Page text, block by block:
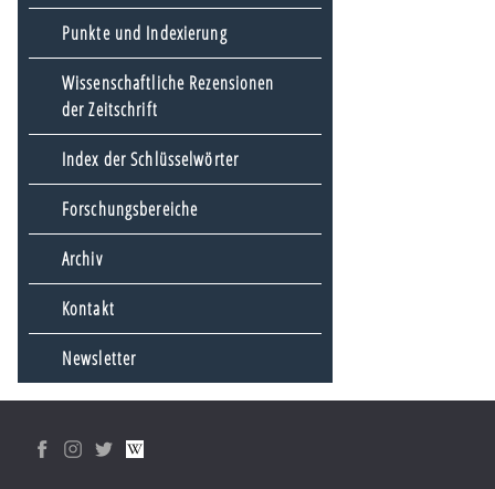
Punkte und Indexierung
Wissenschaftliche Rezensionen
der Zeitschrift
Index der Schlüsselwörter
Forschungsbereiche
Archiv
Kontakt
Newsletter